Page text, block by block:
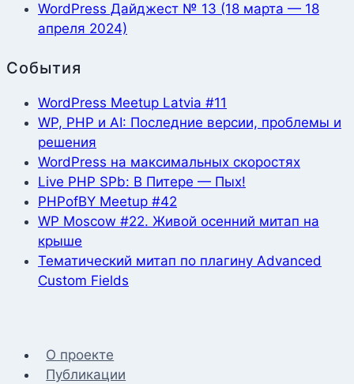
WordPress Дайджест № 13 (18 марта — 18
апреля 2024)
События
WordPress Meetup Latvia #11
WP, PHP и AI: Последние версии, проблемы и
решения
WordPress на максимальных скоростях
Live PHP SPb: В Питере — Пых!
PHPofBY Meetup #42
WP Moscow #22. Живой осенний митап на
крыше
Тематический митап по плагину Advanced
Custom Fields
О проекте
Публикации